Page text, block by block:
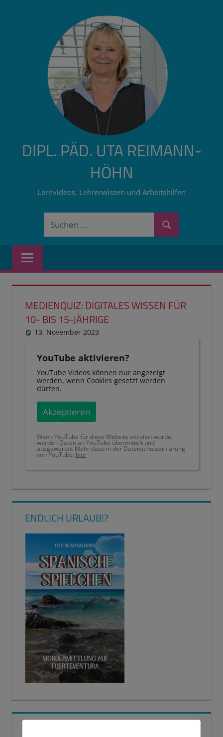
DIPL. PÄD. UTA REIMANN-
HÖHN
Lernvideos, Lehrerwissen und Arbeitshilfen
Suchen
Suchen
MEDIENQUIZ: DIGITALES WISSEN FÜR
10- BIS 15-JÄHRIGE
13. November 2023
YouTube aktivieren?
YouTube Videos können nur angezeigt
werden, wenn Cookies gesetzt werden
dürfen.
Akzeptieren
Wenn YouTube für diese Website aktiviert wurde,
werden Daten an YouTube übermittelt und
ausgewertet. Mehr dazu in der Datenschutzerklärung
von YouTube: hier
ENDLICH URLAUB!?